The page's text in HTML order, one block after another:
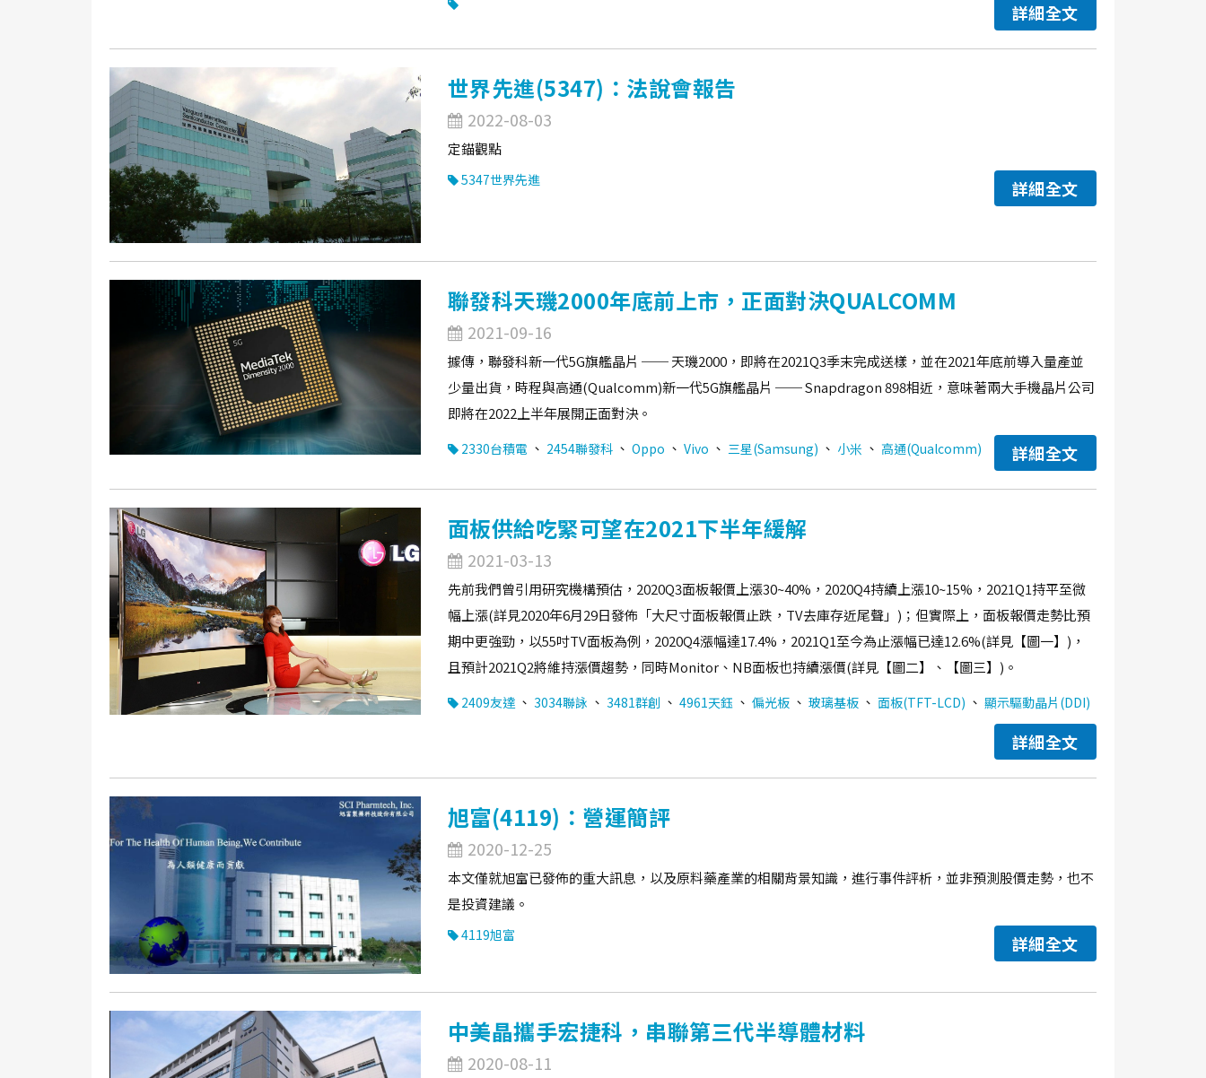
詳細全文
世界先進(5347)：法說會報告
2022-08-03
定錨觀點
5347世界先進 詳細全文
聯發科天璣2000年底前上市，正面對決QUALCOMM
2021-09-16
據傳，聯發科新一代5G旗艦晶片 ── 天璣2000，即將在2021Q3季末完成送樣，並在2021年底前導入量產並
少量出貨，時程與高通(Qualcomm)新一代5G旗艦晶片 ── Snapdragon 898相近，意味著兩大手機晶片公司
即將在2022上半年展開正面對決。
2330台積電 、 2454聯發科 、 Oppo 、 Vivo 、 三星(Samsung) 、 小米 、 高通(Qualcomm) 詳細全文
面板供給吃緊可望在2021下半年緩解
2021-03-13
先前我們曾引用研究機構預估，2020Q3面板報價上漲30~40%，2020Q4持續上漲10~15%，2021Q1持平至微
幅上漲(詳見2020年6月29日發佈「大尺寸面板報價止跌，TV去庫存近尾聲」)；但實際上，面板報價走勢比預
期中更強勁，以55吋TV面板為例，2020Q4漲幅達17.4%，2021Q1至今為止漲幅已達12.6%(詳見【圖一】)，
且預計2021Q2將維持漲價趨勢，同時Monitor、NB面板也持續漲價(詳見【圖二】、【圖三】)。
2409友達 、 3034聯詠 、 3481群創 、 4961天鈺 、 偏光板 、 玻璃基板 、 面板(TFT-LCD) 、 顯示驅動晶片(DDI)
詳細全文
旭富(4119)：營運簡評
2020-12-25
本文僅就旭富已發佈的重大訊息，以及原料藥產業的相關背景知識，進行事件評析，並非預測股價走勢，也不
是投資建議。
4119旭富 詳細全文
中美晶攜手宏捷科，串聯第三代半導體材料
2020-08-11